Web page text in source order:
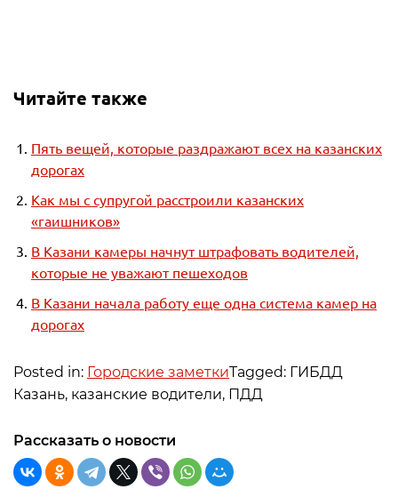
Читайте также
Пять вещей, которые раздражают всех на казанских
дорогах
Как мы с супругой расстроили казанских
«гаишников»
В Казани камеры начнут штрафовать водителей,
которые не уважают пешеходов
В Казани начала работу еще одна система камер на
дорогах
Posted in: Городские заметкиTagged: ГИБДД
Казань, казанские водители, ПДД
Рассказать о новости